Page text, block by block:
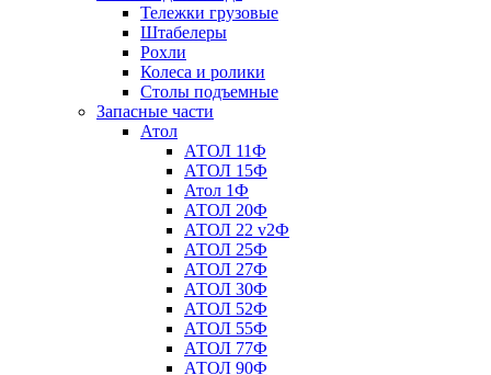
Тележки грузовые
Штабелеры
Рохли
Колеса и ролики
Столы подъемные
Запасные части
Атол
АТОЛ 11Ф
АТОЛ 15Ф
Атол 1Ф
АТОЛ 20Ф
АТОЛ 22 v2Ф
АТОЛ 25Ф
АТОЛ 27Ф
АТОЛ 30Ф
АТОЛ 52Ф
АТОЛ 55Ф
АТОЛ 77Ф
АТОЛ 90Ф